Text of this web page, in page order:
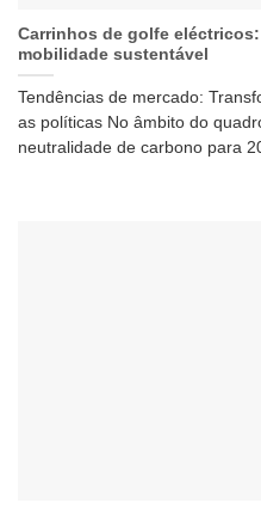
Carrinhos de golfe
mobilidade sustentável
Tendências de mercado:
as políticas No âmbito do
neutralidade de carbono para